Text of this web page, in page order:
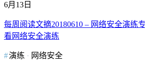
6月13日
每周阅读文摘20180610 – 网络安全演练
看网络安全演练
演练 网络安全